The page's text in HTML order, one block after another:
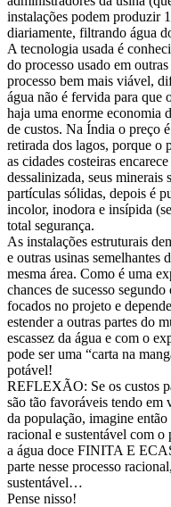
instalações podem produzir
diariamente, filtrando água
A tecnologia usada é
do processo usado em
processo bem mais viável,
água não é fervida para que
haja uma enorme economia
de custos. Na Índia o preço
retirada dos lagos, porque o
as cidades costeiras
dessalinizada, seus minerais
partículas sólidas, depois é
incolor, inodora e insípida
total segurança.
As instalações estruturais
e outras usinas semelhantes
mesma área. Como é uma
chances de sucesso
focados no projeto e
estender a outras partes do
escassez da água e com o
pode ser uma “carta na
potável!
REFLEXÃO: Se os custos
são tão favoráveis tendo em
da população, imagine
racional e sustentável com o
a água doce FINITA E
parte nesse processo
sustentável…
Pense nisso!